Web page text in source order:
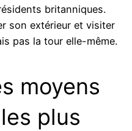
britanniques.
son extérieur et visiter
pas la tour elle-même.
moyens
plus